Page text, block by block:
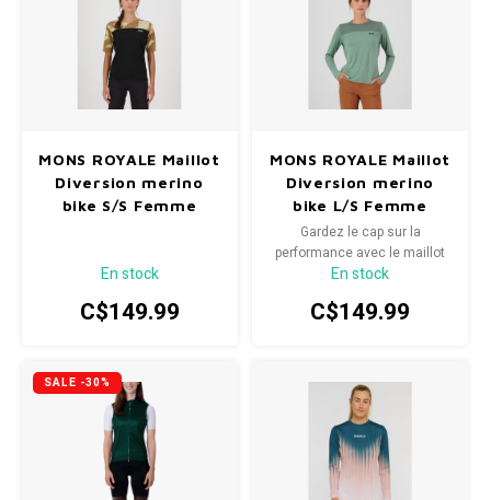
MONS ROYALE Maillot
Diversion merino
bike S/S Femme
En stock
C$149.99
MONS ROYALE Maillot
Diversion merino
bike L/S Femme
Gardez le cap sur la
performance avec le maillot
de cyclisme à manches
En stock
C$149.99
SALE -30%